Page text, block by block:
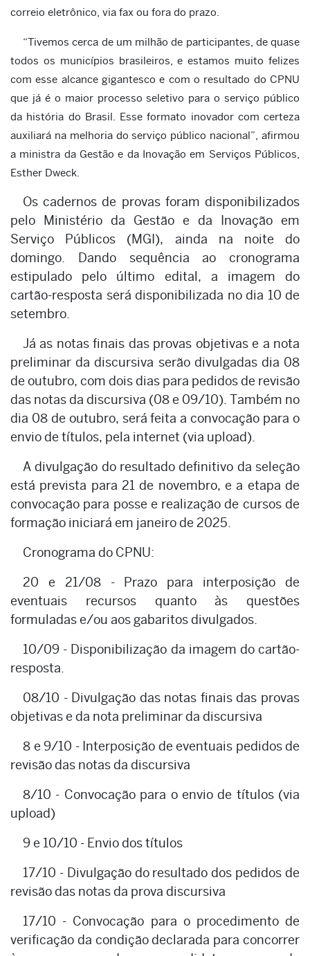
correio eletrônico, via fax ou fora do prazo.
“Tivemos cerca de um milhão de participantes, de quase
todos os municípios brasileiros, e estamos muito felizes
com esse alcance gigantesco e com o resultado do CPNU
que já é o maior processo seletivo para o serviço público
da história do Brasil. Esse formato inovador com certeza
auxiliará na melhoria do serviço público nacional”, afirmou
a ministra da Gestão e da Inovação em Serviços Públicos,
Esther Dweck.
Os cadernos de provas foram disponibilizados
pelo Ministério da Gestão e da Inovação em
Serviço Públicos (MGI), ainda na noite do
domingo. Dando sequência ao cronograma
estipulado pelo último edital, a imagem do
cartão-resposta será disponibilizada no dia 10 de
setembro.
Já as notas finais das provas objetivas e a nota
preliminar da discursiva serão divulgadas dia 08
de outubro, com dois dias para pedidos de revisão
das notas da discursiva (08 e 09/10). Também no
dia 08 de outubro, será feita a convocação para o
envio de títulos, pela internet (via upload).
A divulgação do resultado definitivo da seleção
está prevista para 21 de novembro, e a etapa de
convocação para posse e realização de cursos de
formação iniciará em janeiro de 2025.
Cronograma do CPNU:
20 e 21/08 - Prazo para interposição de
eventuais recursos quanto às questões
formuladas e/ou aos gabaritos divulgados.
10/09 - Disponibilização da imagem do cartão-
resposta.
08/10 - Divulgação das notas finais das provas
objetivas e da nota preliminar da discursiva
8 e 9/10 - Interposição de eventuais pedidos de
revisão das notas da discursiva
8/10 - Convocação para o envio de títulos (via
upload)
9 e 10/10 - Envio dos títulos
17/10 - Divulgação do resultado dos pedidos de
revisão das notas da prova discursiva
17/10 - Convocação para o procedimento de
verificação da condição declarada para concorrer